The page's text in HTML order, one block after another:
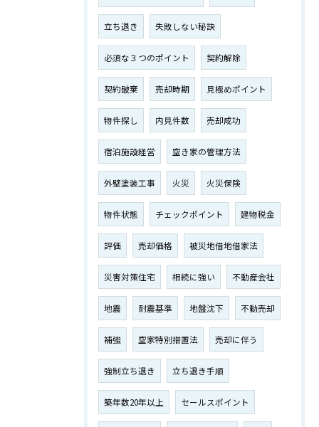
立ち退き 失敗しない秘訣
必須な３つのポイント 契約解除
契約破棄 売却時期 見極めポイント
物件探し 内見件数 売却成功
宿泊施設経営 空き家の管理方法
外壁塗装工事 火災 火災保険
物件状態 チェックポイント 建物税金
評価 売却価格 被災地借地借家法
災害対策住宅 相続に強い 不動産会社
地震 耐震基準 地盤沈下 不動売却
補強 空家特別措置法 売却に伴う
強制立ち退き 立ち退き手順
築年数20年以上 セールスポイント